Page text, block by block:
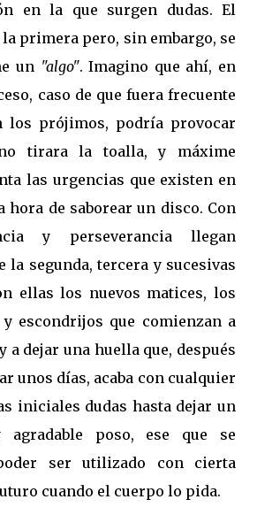
en la que surgen dudas. El
primera pero, sin embargo, se
un "algo". Imagino que ahí, en
caso de que fuera frecuente
los prójimos, podría provocar
tirara la toalla, y máxime
las urgencias que existen en
hora de saborear un disco. Con
y perseverancia llegan
la segunda, tercera y sucesivas
ellas los nuevos matices, los
escondrijos que comienzan a
a dejar una huella que, después
unos días, acaba con cualquier
iniciales dudas hasta dejar un
agradable poso, ese que se
ser utilizado con cierta
cuando el cuerpo lo pida.